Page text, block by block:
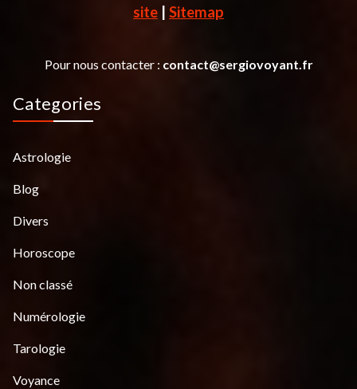
site
Sitemap
Pour nous contacter : contact@sergiovoyant.fr
Categories
Astrologie
Blog
Divers
Horoscope
Non classé
Numérologie
Tarologie
Voyance